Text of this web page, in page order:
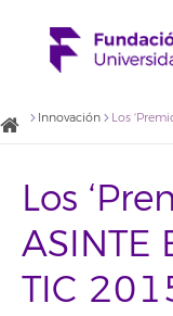
Innovación
Los
ASINTE
TIC